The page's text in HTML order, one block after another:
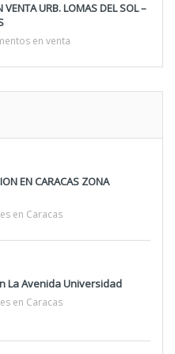
VENTA URB. LOMAS DEL SOL –
en venta
EN CARACAS ZONA
en Caracas
La Avenida Universidad
en Caracas